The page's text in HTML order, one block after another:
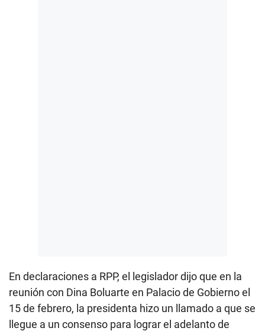
En declaraciones a RPP, el legislador dijo que en la
reunión con Dina Boluarte en Palacio de Gobierno el
15 de febrero, la presidenta hizo un llamado a que se
llegue a un consenso para lograr el adelanto de